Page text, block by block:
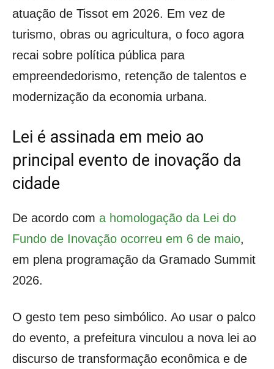
atuação de Tissot em 2026. Em vez de
turismo, obras ou agricultura, o foco agora
recai sobre política pública para
empreendedorismo, retenção de talentos e
modernização da economia urbana.
Lei é assinada em meio ao
principal evento de inovação da
cidade
De acordo com a homologação da Lei do
Fundo de Inovação ocorreu em 6 de maio,
em plena programação da Gramado Summit
2026.
O gesto tem peso simbólico. Ao usar o palco
do evento, a prefeitura vinculou a nova lei ao
discurso de transformação econômica e de